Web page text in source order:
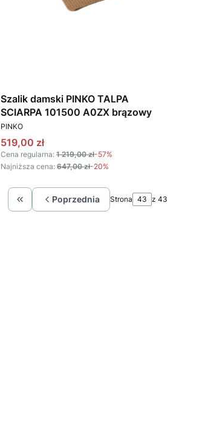
Szalik damski PINKO TALPA
SCIARPA 101500 A0ZX brązowy
PRODUCENT
PINKO
Cena promocyjna
519,00 zł
Cena regularna: 1 219,00 zł-57%
Najniższa cena: 647,00 zł-20%
Wróć do pierwszej strony z produktami
Poprzednia Strona z 43